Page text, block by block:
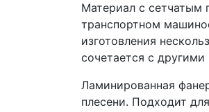
Материал с сетчатым
транспортном
изготовления
сочетается с
Ламинированная
плесени. Подходит